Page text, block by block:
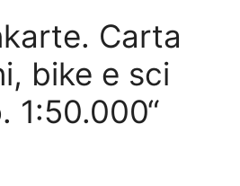
Carta
bike e sci
1:50.000“